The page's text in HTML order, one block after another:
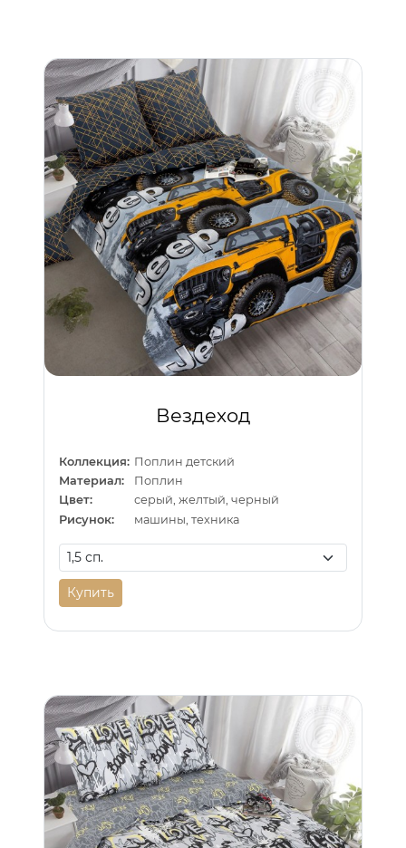
Вездеход
Коллекция: Поплин детский
Материал:
Поплин
Цвет:
серый, желтый, черный
Рисунок:
машины, техника
Купить